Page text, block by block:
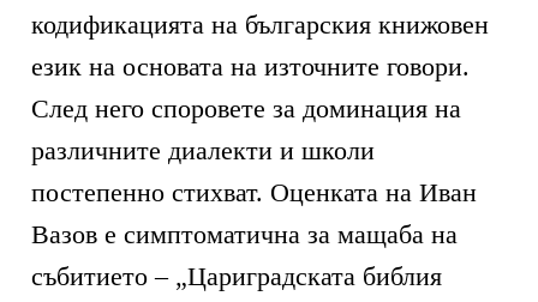
кодификацията на българския книжовен
език на основата на източните говори.
След него споровете за доминация на
различните диалекти и школи
постепенно стихват. Оценката на Иван
Вазов е симптоматична за мащаба на
събитието – „Цариградската библия